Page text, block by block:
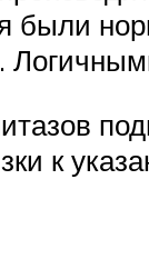
были
к